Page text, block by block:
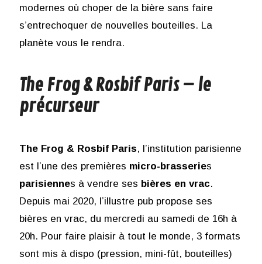
modernes où choper de la bière sans faire
s’entrechoquer de nouvelles bouteilles. La
planète vous le rendra.
The Frog & Rosbif Paris – le
précurseur
The Frog & Rosbif Paris, l’institution parisienne
est l’une des premières micro-brasseries
parisiennes à vendre ses bières en vrac.
Depuis mai 2020, l’illustre pub propose ses
bières en vrac, du mercredi au samedi de 16h à
20h. Pour faire plaisir à tout le monde, 3 formats
sont mis à dispo (pression, mini-fût, bouteilles)